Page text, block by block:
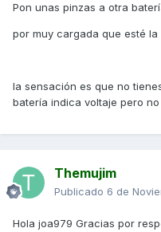
Pon unas pinzas a otra
por muy cargada que esté
la sensación es que no
batería indica voltaje pero
Themujim
Publicado 6 de
Hola joa979 Gracias por